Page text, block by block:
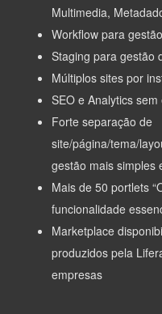
Multimedia,
Workflow para
Staging para gestão
Múltiplos sites por
SEO e Analytics sem
Forte separação de
site/página/tema/
gestão mais simples
Mais de 50 portlets
funcionalidade
Marketplace
produzidos pela
empresas